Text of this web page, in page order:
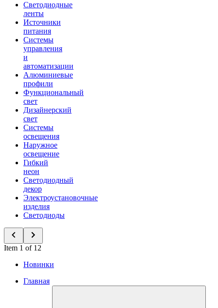
Светодиодные
ленты
Источники
питания
Системы
управления
и
автоматизации
Алюминиевые
профили
Функциональный
свет
Дизайнерский
свет
Системы
освещения
Наружное
освещение
Гибкий
неон
Светодиодный
декор
Электроустановочные
изделия
Светодиоды
Item 1 of 12
Новинки
Главная